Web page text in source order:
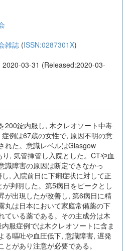
雑誌 (ISSN:0287301X)
03-31 (Released:2020-03-
200錠内服し, 木クレオソート中毒
例は67歳の女性で, 原因不明の意
れた。意識レベルはGlasgow
, 気管挿管し入院とした。CTや血
識障害の原因は断定できなかっ
, 入院前日に下痢症状に対して正
判明した。第5病日をピークとし
が出現したが改善し, 第6病日に精
丸は日本において家庭常備薬の下
ている薬である。その主成分は木
服症例では木クレオソートに含ま
る嘔吐や血圧低下, 意識障害, 遅発
があり注意が必要である。